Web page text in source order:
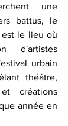
une
est le lieu où
d'artistes
urbain
théâtre,
créations
année en